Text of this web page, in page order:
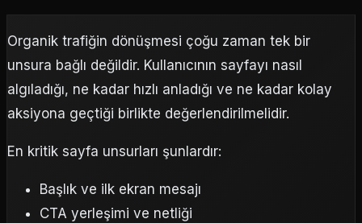
Organik trafiğin dönüşmesi çoğu zaman tek bir
unsura bağlı değildir. Kullanıcının sayfayı nasıl
algıladığı, ne kadar hızlı anladığı ve ne kadar kolay
aksiyona geçtiği birlikte değerlendirilmelidir.
En kritik sayfa unsurları şunlardır:
Başlık ve ilk ekran mesajı
CTA yerleşimi ve netliği